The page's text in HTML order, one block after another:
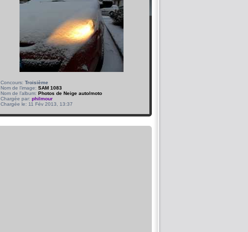
Concours: Troisième
Nom de l’image: SAM 1083
Nom de l’album: Photos de Neige auto/moto
Chargée par: philmour
Chargée le: 11 Fév 2013, 13:37